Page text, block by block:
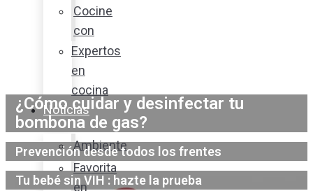
Cocine
con
Expertos
en
cocina
Noticias
Ambiente
Favorita
en
¿Cómo cuidar y desinfectar tu
bombona de gas?
Prevención desde todos los frentes
Tu bebé sin VIH : hazte la prueba